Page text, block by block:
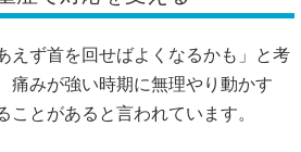
えず首を回せばよくなるかも」と考
痛みが強い時期に無理やり動かす
ことがあると言われています。